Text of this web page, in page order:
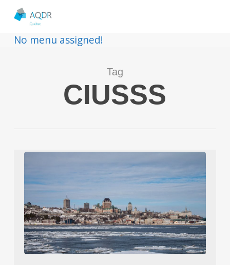
No menu assigned!
Tag
CIUSSS